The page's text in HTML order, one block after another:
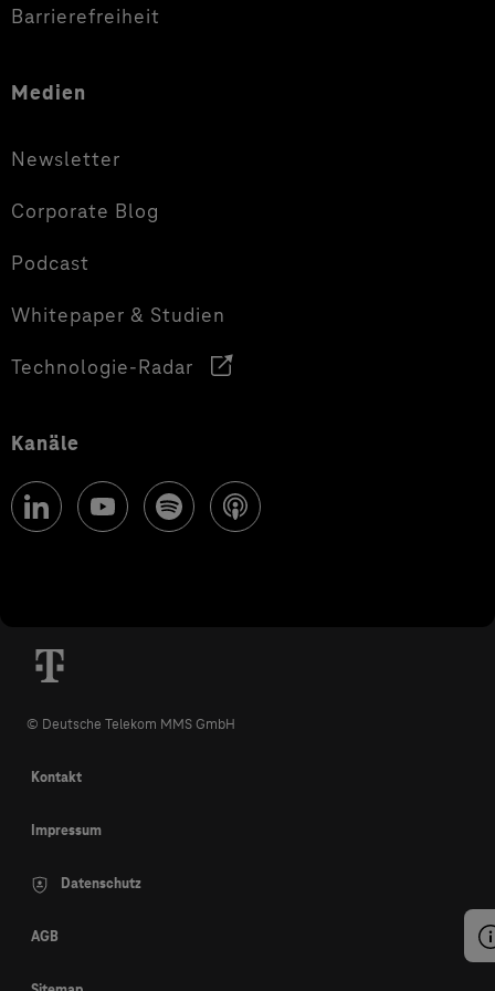
Barrierefreiheit
Medien
Newsletter
Corporate Blog
Podcast
Whitepaper & Studien
Technologie-Radar
Kanäle
© Deutsche Telekom MMS GmbH
Kontakt
Impressum
Datenschutz
AGB